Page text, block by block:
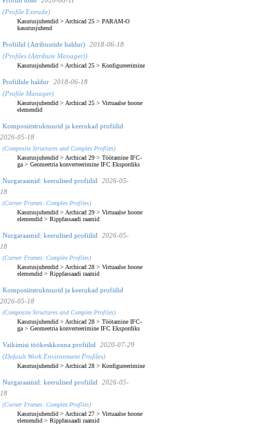
(Profile Extrude)
Kasutusjuhendid > Archicad 25 > PARAM-O
kasutusjuhend
Profiilid (Atribuutide haldur)
2018-06-18
(Profiles (Attribute Manager))
Kasutusjuhendid > Archicad 25 > Konfigureerimine
Profiilide haldur
2018-06-18
(Profile Manager)
Kasutusjuhendid > Archicad 25 > Virtuaalse hoone
elemendid
Komposiitstruktuurid ja keerukad profiilid
2026-05-18
(Composite Structures and Complex Profiles)
Kasutusjuhendid > Archicad 29 > Töötamine IFC-
ga > Geomeetria konverteerimine IFC Ekspordiks
Nurgaraamid: keerulised profiilid
2026-05-
18
(Corner Frames: Complex Profiles)
Kasutusjuhendid > Archicad 29 > Virtuaalse hoone
elemendid > Rippfassaadi raamid
Nurgaraamid: keerulised profiilid
2026-05-
18
(Corner Frames: Complex Profiles)
Kasutusjuhendid > Archicad 28 > Virtuaalse hoone
elemendid > Rippfassaadi raamid
Komposiitstruktuurid ja keerukad profiilid
2026-05-18
(Composite Structures and Complex Profiles)
Kasutusjuhendid > Archicad 28 > Töötamine IFC-
ga > Geomeetria konverteerimine IFC Ekspordiks
Vaikimisi töökeskkonna profiilid
2020-07-29
(Default Work Environment Profiles)
Kasutusjuhendid > Archicad 28 > Konfigureerimine
Nurgaraamid: keerulised profiilid
2026-05-
18
(Corner Frames: Complex Profiles)
Kasutusjuhendid > Archicad 27 > Virtuaalse hoone
elemendid > Rippfassaadi raamid